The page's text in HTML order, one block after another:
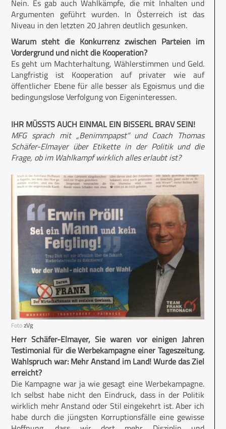
Nein. Es gab auch Wahlkämpfe, die mit Inhalten und
Argumenten geführt wurden. In Österreich ist das
Niveau in den letzten 20 Jahren deutlich gesunken.
Warum steht die Konkurrenz zwischen Parteien im
Vordergrund und nicht die Kooperation?
Es geht um Machterhaltung, Wählerstimmen und Geld.
Langfristig ist Kooperation auf privater wie auf
öffentlicher Ebene für alle besser als Egoismus und die
bedingungslose Verfolgung von Eigeninteressen.
IHR MÜSSTS AUCH EINMAL EIN BISSERL BRAV SEIN!
MFG sprach mit „Benimmpapst“ und Coach Thomas
Schäfer-Elmayer über Etikette in der Politik und die
Frage, ob im Wahlkampf wirklich alles erlaubt ist?
FotozVg
Herr Schäfer-Elmayer, Sie waren vor einigen Jahren
Testimonial für die Werbekampagne einer Tageszeitung.
Wahlspruch war: Mehr Anstand im Land! Wurde das Ziel
erreicht?
Die Kampagne war ja wie gesagt eine Werbekampagne.
Ich selbst habe nicht den Eindruck, dass in der Politik
wirklich mehr Anstand oder Stil eingekehrt ist. Aber ich
habe durch die jüngsten Korruptionsfälle eine gewisse